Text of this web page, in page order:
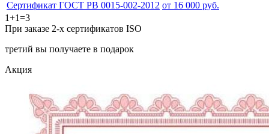
Сертификат ГОСТ РВ 0015-002-2012 от 16 000 руб.
1+1=3
При заказе 2-х сертификатов ISO
третий вы получаете в подарок
Акция